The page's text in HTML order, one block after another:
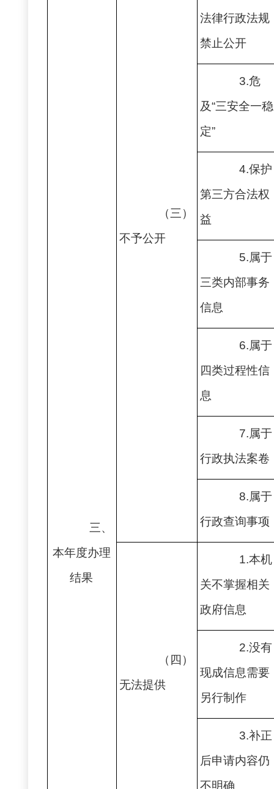
三、
本年度办理
结果
（三）
不予公开
法律行政法规
禁止公开
3.危
及“三安全一稳
定”
4.保护
第三方合法权
益
5.属于
三类内部事务
信息
6.属于
四类过程性信
息
7.属于
行政执法案卷
8.属于
行政查询事项
（四）
无法提供
1.本机
关不掌握相关
政府信息
2.没有
现成信息需要
另行制作
3.补正
后申请内容仍
不明确